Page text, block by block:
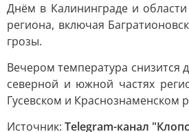
Днём в Калининграде и
региона, включая
грозы.
Вечером температура снизится
северной и южной частях
Гусевском и
Источник: Telegram-канал